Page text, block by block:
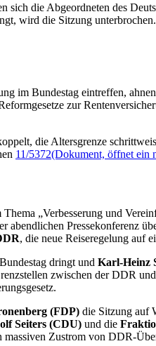
sich die Abgeordneten des
wird die Sitzung
im Bundestag eintreffen,
zur
die Altersgrenze
11/5372(Dokument, öffnet ein
„Verbesserung und
abendlichen Pressekonferenz
, die neue Reiseregelung auf
dringt und Karl-Heinz
zwischen der DDR
(FDP) die Sitzung auf
Seiters (CDU) und die
Zustrom von DDR-